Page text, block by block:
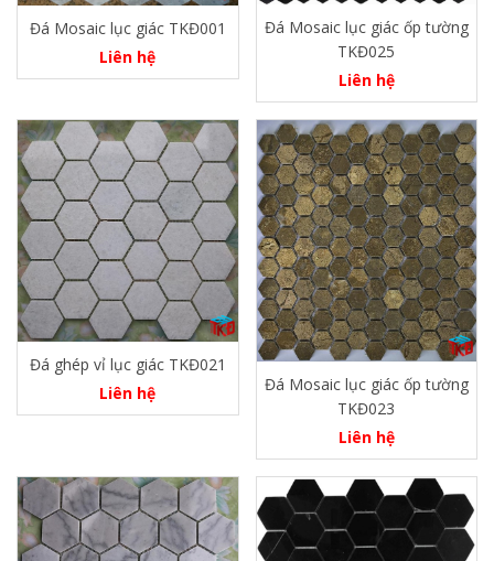
Đá Mosaic lục giác TKĐ001
Liên hệ
Đá Mosaic lục giác ốp tường
TKĐ025
Liên hệ
Đá ghép vỉ lục giác TKĐ021
Liên hệ
Đá Mosaic lục giác ốp tường
TKĐ023
Liên hệ